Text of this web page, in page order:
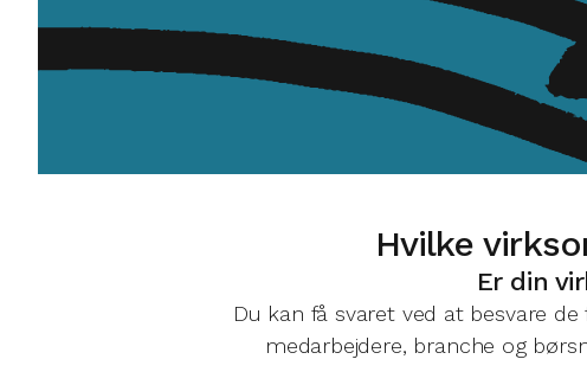
Hvilke
Er din
Du kan få svaret ved at besvare
medarbejdere, branche og